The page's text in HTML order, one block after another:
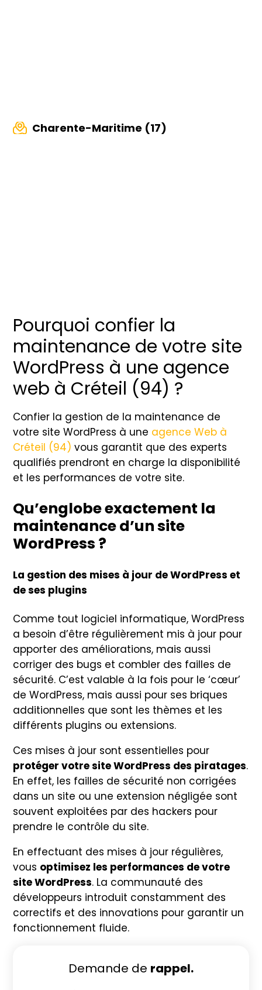
Charente-Maritime (17)
Pourquoi confier la
maintenance de votre site
WordPress à une agence
web à Créteil (94) ?
Confier la gestion de la maintenance de
votre site WordPress à une agence Web à
Créteil (94) vous garantit que des experts
qualifiés prendront en charge la disponibilité
et les performances de votre site.
Qu’englobe exactement la
maintenance d’un site
WordPress ?
La gestion des mises à jour de WordPress et
de ses plugins
Comme tout logiciel informatique, WordPress
a besoin d’être régulièrement mis à jour pour
apporter des améliorations, mais aussi
corriger des bugs et combler des failles de
sécurité. C’est valable à la fois pour le ‘cœur’
de WordPress, mais aussi pour ses briques
additionnelles que sont les thèmes et les
différents plugins ou extensions.
Ces mises à jour sont essentielles pour
protéger votre site WordPress des piratages.
En effet, les failles de sécurité non corrigées
dans un site ou une extension négligée sont
souvent exploitées par des hackers pour
prendre le contrôle du site.
En effectuant des mises à jour régulières,
vous optimisez les performances de votre
site WordPress. La communauté des
développeurs introduit constamment des
correctifs et des innovations pour garantir un
fonctionnement fluide.
Demande de rappel.